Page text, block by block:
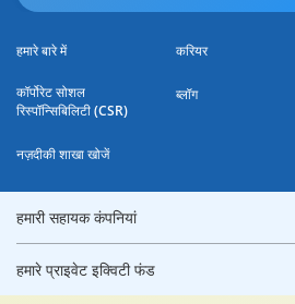
हमारे बारे में करियर
कॉर्पोरेट सोशल
रिस्पॉन्सिबिलिटी (CSR)
ब्लॉग
नज़दीकी शाखा खोजें
हमारी सहायक कंपनियां
हमारे प्राइवेट इक्विटी फंड